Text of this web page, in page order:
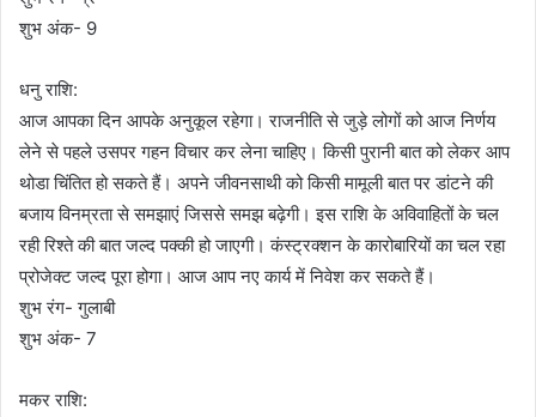
शुभ अंक- 9
धनु राशि:
आज आपका दिन आपके अनुकूल रहेगा। राजनीति से जुड़े लोगों को आज निर्णय
लेने से पहले उसपर गहन विचार कर लेना चाहिए। किसी पुरानी बात को लेकर आप
थोडा चिंतित हो सकते हैं। अपने जीवनसाथी को किसी मामूली बात पर डांटने की
बजाय विनम्रता से समझाएं जिससे समझ बढ़ेगी। इस राशि के अविवाहितों के चल
रही रिश्ते की बात जल्द पक्की हो जाएगी। कंस्ट्रक्शन के कारोबारियों का चल रहा
प्रोजेक्ट जल्द पूरा होगा। आज आप नए कार्य में निवेश कर सकते हैं।
शुभ रंग- गुलाबी
शुभ अंक- 7
मकर राशि: